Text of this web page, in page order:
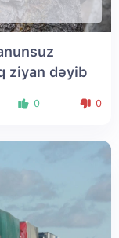
ziyan dəyib
0 0